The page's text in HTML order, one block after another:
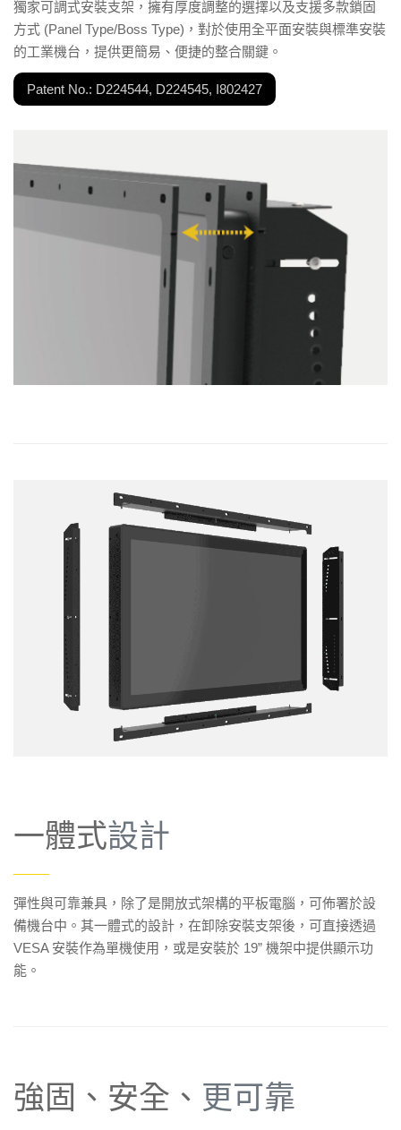
獨家可調式安裝支架，擁有厚度調整的選擇以及支援多款鎖固
方式 (Panel Type/Boss Type)，對於使用全平面安裝與標準安裝
的工業機台，提供更簡易、便捷的整合關鍵。
Patent No.: D224544, D224545, I802427
一體式設計
——
彈性與可靠兼具，除了是開放式架構的平板電腦，可佈署於設
備機台中。其一體式的設計，在卸除安裝支架後，可直接透過
VESA 安裝作為單機使用，或是安裝於 19” 機架中提供顯示功
能。
強固、安全、 更可靠